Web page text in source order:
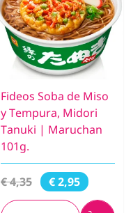
Fideos Soba de Miso
y Tempura, Midori
Tanuki | Maruchan
101g.
€ 4,35 € 2,95